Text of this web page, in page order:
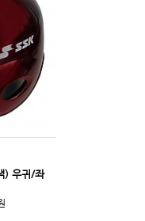
) 우귀/좌